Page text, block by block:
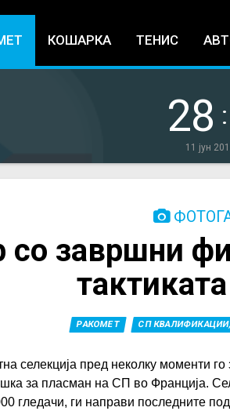
КОШАРКА ТЕНИС
28 :
11 јун
со завршни
РАКОМЕТ СП
селекција пред неколку моменти
за пласман на СП во Франција.
гледачи, ги направи последните